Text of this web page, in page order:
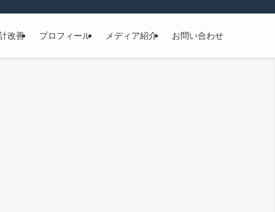
改善 プロフィール メディア紹介 お問い合わせ